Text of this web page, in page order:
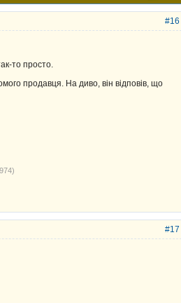
#16
то просто.
продавця. На диво, він відповів, що
#17